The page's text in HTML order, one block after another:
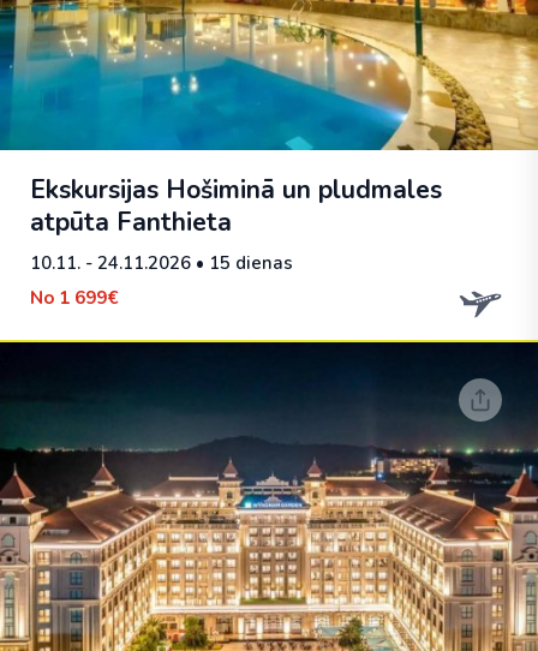
Ekskursijas Hošiminā un pludmales
atpūta Fanthieta
10.11. - 24.11.2026 • 15 dienas
No 1 699€